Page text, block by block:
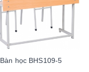
Bàn học BHS109-5